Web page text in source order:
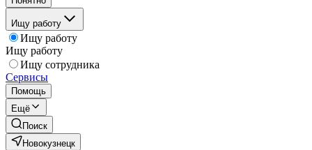
Ищу работу
Ищу работу
Ищу работу
Ищу сотрудника
Сервисы
Помощь
Ещё
Поиск
Новокузнецк